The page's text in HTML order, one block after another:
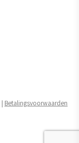
| Betalingsvoorwaarden